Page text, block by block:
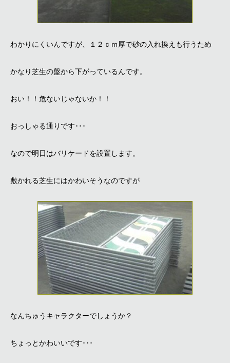
わかりにくいんですが、１２ｃｍ厚で砂の入れ換えも行うため
かなり芝生の盤から下がっているんです。
おい！！危ないじゃないか！！
おっしゃる通りです･･･
なので明日はバリケードを設置します。
敷かれる芝生にはかわいそうなのですが
なんちゅうキャラクターでしょうか？
ちょっとかわいいです･･･